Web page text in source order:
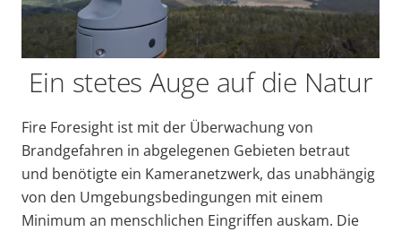
Ein stetes Auge auf die Natur
Fire Foresight ist mit der Überwachung von
Brandgefahren in abgelegenen Gebieten betraut
und benötigte ein Kameranetzwerk, das unabhängig
von den Umgebungsbedingungen mit einem
Minimum an menschlichen Eingriffen auskam. Die